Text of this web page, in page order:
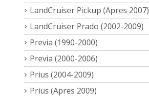
LandCruiser Pickup (Apres 2007)
LandCruiser Prado (2002-2009)
Previa (1990-2000)
Previa (2000-2006)
Prius (2004-2009)
Prius (Apres 2009)